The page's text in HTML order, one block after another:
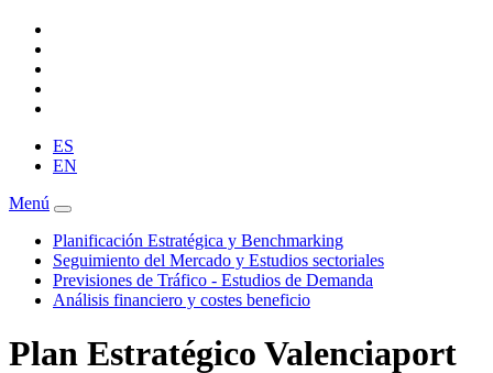
ES
EN
Menú
Planificación Estratégica y Benchmarking
Seguimiento del Mercado y Estudios sectoriales
Previsiones de Tráfico - Estudios de Demanda
Análisis financiero y costes beneficio
Plan Estratégico Valenciaport